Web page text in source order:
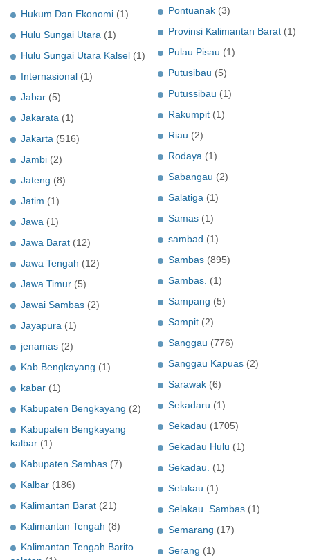
Hukum Dan Ekonomi (1)
Hulu Sungai Utara (1)
Hulu Sungai Utara Kalsel (1)
Internasional (1)
Jabar (5)
Jakarata (1)
Jakarta (516)
Jambi (2)
Jateng (8)
Jatim (1)
Jawa (1)
Jawa Barat (12)
Jawa Tengah (12)
Jawa Timur (5)
Jawai Sambas (2)
Jayapura (1)
jenamas (2)
Kab Bengkayang (1)
kabar (1)
Kabupaten Bengkayang (2)
Kabupaten Bengkayang
kalbar (1)
Kabupaten Sambas (7)
Kalbar (186)
Kalimantan Barat (21)
Kalimantan Tengah (8)
Kalimantan Tengah Barito
Pontuanak (3)
Provinsi Kalimantan Barat (1)
Pulau Pisau (1)
Putusibau (5)
Putussibau (1)
Rakumpit (1)
Riau (2)
Rodaya (1)
Sabangau (2)
Salatiga (1)
Samas (1)
sambad (1)
Sambas (895)
Sambas. (1)
Sampang (5)
Sampit (2)
Sanggau (776)
Sanggau Kapuas (2)
Sarawak (6)
Sekadaru (1)
Sekadau (1705)
Sekadau Hulu (1)
Sekadau. (1)
Selakau (1)
Selakau. Sambas (1)
Semarang (17)
Serang (1)